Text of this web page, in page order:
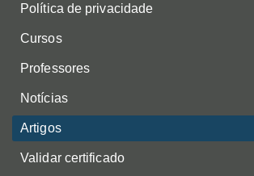
Política de privacidade
Cursos
Professores
Notícias
Artigos
Validar certificado